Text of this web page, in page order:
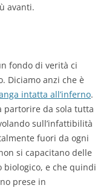
avanti.
fondo di verità ci
Diciamo anzi che è
intatta all’inferno.
partorire da sola tutta
sull’infattibilità
fuori da ogni
si capacitano delle
biologico, e che quindi
prese in